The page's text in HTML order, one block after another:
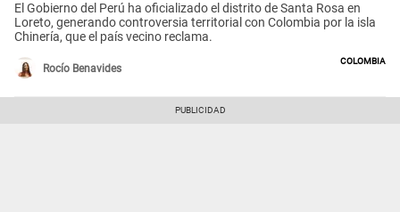
El Gobierno del Perú ha oficializado el distrito de Santa Rosa en
Loreto, generando controversia territorial con Colombia por la isla
Chinería, que el país vecino reclama.
Rocío Benavides
Colombia